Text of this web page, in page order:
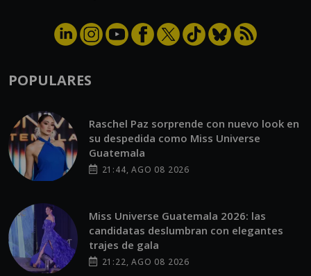
POPULARES
Raschel Paz sorprende con nuevo look en
su despedida como Miss Universe
Guatemala
21:44, AGO 08 2026
Miss Universe Guatemala 2026: las
candidatas deslumbran con elegantes
trajes de gala
21:22, AGO 08 2026